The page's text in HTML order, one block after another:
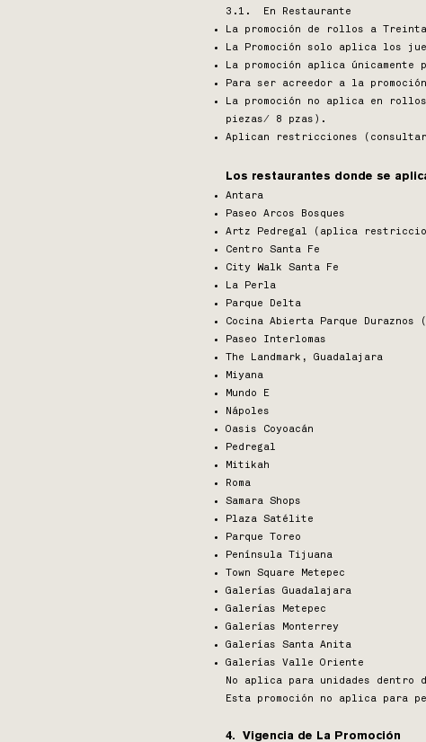
3.1. En Restaurante
La promoción de rollos a Treinta
La Promoción solo aplica los
La promoción aplica
Para ser acreedor a la
La promoción no aplica en
piezas/ 8 pzas).
Aplican restricciones
Los restaurantes donde se
Antara
Paseo Arcos Bosques
Artz Pedregal (aplica
Centro Santa Fe
City Walk Santa Fe
La Perla
Parque Delta
Cocina Abierta Parque
Paseo Interlomas
The Landmark, Guadalajara
Miyana
Mundo E
Nápoles
Oasis Coyoacán
Pedregal
Mitikah
Roma
Samara Shops
Plaza Satélite
Parque Toreo
Península Tijuana
Town Square Metepec
Galerías Guadalajara
Galerías Metepec
Galerías Monterrey
Galerías Santa Anita
Galerías Valle Oriente
No aplica para unidades dentro
Esta promoción no aplica
4. Vigencia de La Promoción